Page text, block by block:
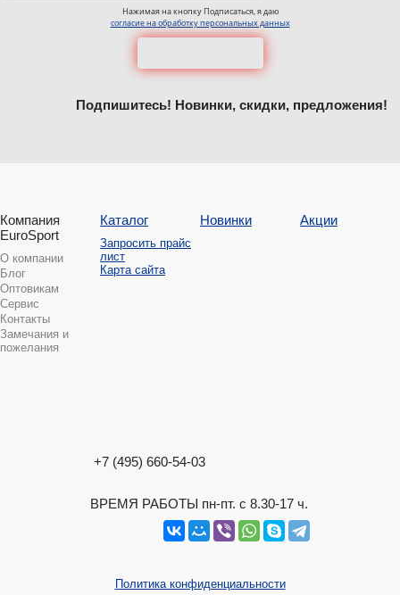
Нажимая на кнопку Подписаться, я даю
согласие на обработку персональных данных
Подпишитесь! Новинки, скидки, предложения!
Компания
EuroSport
О компании
Блог
Оптовикам
Сервис
Контакты
Замечания и
пожелания
Каталог
Запросить прайс
лист
Карта сайта
Новинки Акции
+7 (495) 660-54-03
ВРЕМЯ РАБОТЫ пн-пт. с 8.30-17 ч.
Политика конфиденциальности